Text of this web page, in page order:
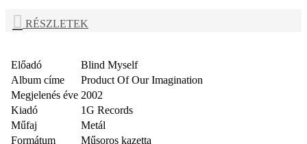
RÉSZLETEK
Előadó
Blind Myself
Album címe
Product Of Our Imagination
Megjelenés éve 2002
Kiadó
1G Records
Műfaj
Metál
Formátum
Műsoros kazetta